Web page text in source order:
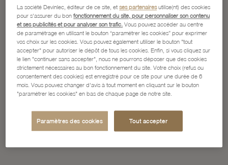
La société Devinlec, éditeur de ce site, etses partenairesutilise(nt) des cookies
pour s'assurer du bonfonctionnement du site, pour personnaliser son contenu
et ses publicités et pour analyser son trafic. Vous pouvez accéder au centre
de paramétrage en utilisant le bouton “paramétrer les cookies” pour exprimer
vos choix sur les cookies. Vous pouvez également utiliser le bouton "tout
accepter" pour autoriser le dépôt de tous les cookies. Enfin, si vous cliquez sur
le lien "continuer sans accepter", nous ne pourrons déposer que des cookies
strictement nécessaires au bon fonctionnement du site. Votre choix (refus ou
consentement des cookies) est enregistré pour ce site pour une durée de 6
mois. Vous pouvez changer d'avis à tout moment en cliquant sur le bouton
"paramétrer les cookies" en bas de chaque page de notre site.
Paramètres des cookies Tout accepter